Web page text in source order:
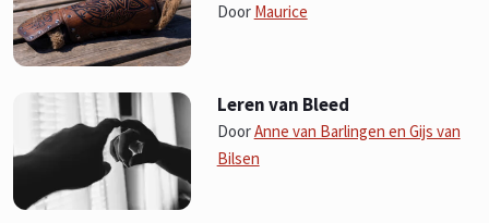
Door Maurice
Leren van Bleed
DoorAnne van Barlingen en Gijs van
Bilsen